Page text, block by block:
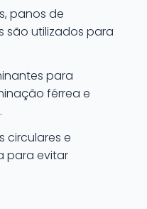
panos de
são utilizados para
para
férrea e
circulares e
para evitar